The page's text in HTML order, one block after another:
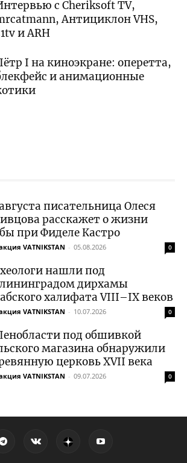
с Cheriksoft TV,
Антициклон VHS,
и ARH
I на киноэкране: оперетта,
и анимационные
писательница Олеся
расскажет о жизни
при Фиделе Кастро
VATNIKSTAN - 05.08.2026 0
нашли под
дирхамы
халифата VIII–IX веков
VATNIKSTAN - 10.07.2026 0
под обшивкой
магазина обнаружили
церковь XVII века
VATNIKSTAN - 09.07.2026 0